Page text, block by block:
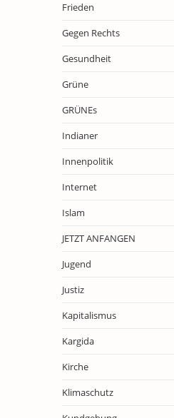
Frieden
Gegen Rechts
Gesundheit
Grüne
GRÜNEs
Indianer
Innenpolitik
Internet
Islam
JETZT ANFANGEN
Jugend
Justiz
Kapitalismus
Kargida
Kirche
Klimaschutz